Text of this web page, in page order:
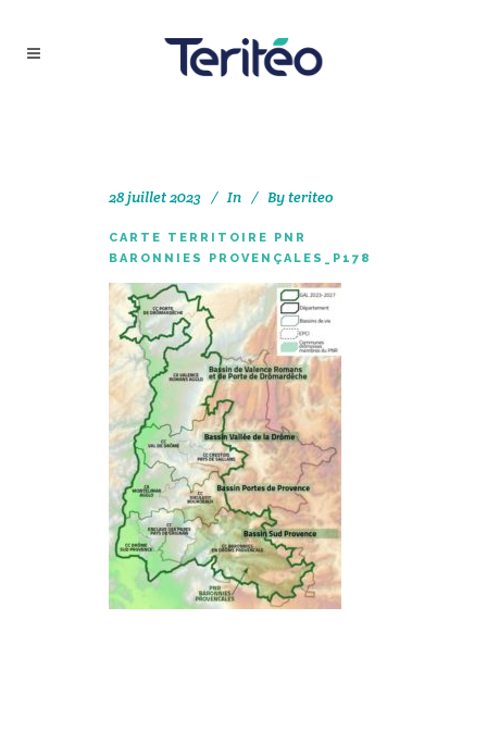
28 juillet 2023 In Byteriteo
CARTE TERRITOIRE PNR
BARONNIES PROVENÇALES_P178